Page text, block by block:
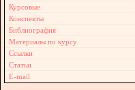
Курсовые
Конспекты
Библиография
Материалы по курсу
Ссылки
Статьи
E-mail